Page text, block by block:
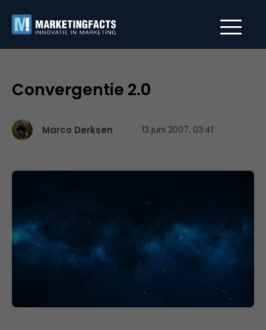
Convergentie 2.0
Marco Derksen 13 juni 2007, 03:41